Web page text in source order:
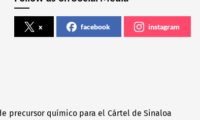
x facebook instagram
precursor químico para el Cártel de Sinaloa